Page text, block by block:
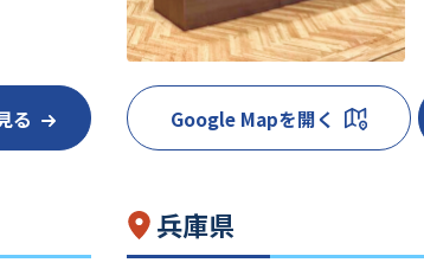
る Google Mapを開く
兵庫県